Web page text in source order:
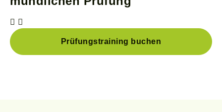
Prüfungstraining buchen